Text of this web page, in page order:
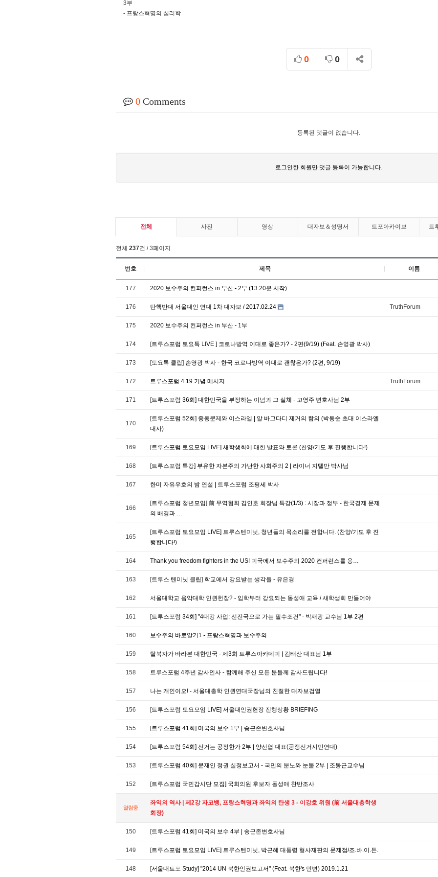
3부
- 프랑스혁명의 심리학
0 0
0 Comments
등록된 댓글이 없습니다.
로그인한 회원만 댓글 등록이 가능합니다.
전체 사진 영상 대자보＆성명서 트포아카이브 트
전체 237건 / 3페이지
번호 제목 이름
177 2020 보수주의 컨퍼런스 in 부산 - 2부 (13:20분 시작)
176 탄핵반대 서울대인 연대 1차 대자보 / 2017.02.24 TruthForum
175 2020 보수주의 컨퍼런스 in 부산 - 1부
174 [트루스포럼 토요톡 LIVE ] 코로나방역 이대로 좋은가? - 2편(9/19) (Feat. 손영광 박사)
173 [토요톡 클립] 손영광 박사 - 한국 코로나방역 이대로 괜찮은가? (2편, 9/19)
172 트루스포럼 4.19 기념 메시지 TruthForum
171 [트루스포럼 36회] 대한민국을 부정하는 이념과 그 실체 - 고영주 변호사님 2부
170
[트루스포럼 52회] 중동문제와 이스라엘 | 알 바그다디 제거의 함의 (박동순 초대 이스라엘
대사)
169 [트루스포럼 토요모임 LIVE] 새학생회에 대한 발표와 토론 (찬양/기도 후 진행합니다!)
168 [트루스포럼 특강] 부유한 자본주의 가난한 사회주의 2 | 라이너 지텔만 박사님
167 한미 자유우호의 밤 연설 | 트루스포럼 조평세 박사
166
[트루스포럼 청년모임] 前 무역협회 김인호 회장님 특강(1/3) : 시장과 정부 - 한국경제 문제
의 배경과 …
165
[트루스포럼 토요모임 LIVE] 트루스텐미닛, 청년들의 목소리를 전합니다. (찬양/기도 후 진
행합니다!)
164 Thank you freedom fighters in the US! 미국에서 보수주의 2020 컨퍼런스를 응…
163 [트루스 텐미닛 클립] 학교에서 강요받는 생각들 - 유은경
162 서울대학교 음악대학 인권헌장? - 입학부터 강요되는 동성애 교육 / 새학생회 만들어야
161 [트루스포럼 34회] "4대강 사업: 선진국으로 가는 필수조건" - 박재광 교수님 1부 2편
160 보수주의 바로알기1 - 프랑스혁명과 보수주의
159 탈북자가 바라본 대한민국 - 제3회 트루스아카데미 | 김태산 대표님 1부
158 트루스포럼 4주년 감사인사 - 함께해 주신 모든 분들께 감사드립니다!
157 나는 개인이오! - 서울대총학 인권연대국장님의 친절한 대자보검열
156 [트루스포럼 토요모임 LIVE] 서울대인권헌장 진행상황 BRIEFING
155 [트루스포럼 41회] 미국의 보수 1부 | 송근존변호사님
154 [트루스포럼 54회] 선거는 공정한가 2부 | 양선엽 대표(공정선거시민연대)
153 [트루스포럼 40회] 문재인 정권 실정보고서 - 국민의 분노와 눈물 2부 | 조동근교수님
152 [트루스포럼 국민감시단 모집] 국회의원 후보자 동성애 찬반조사
열람중
좌익의 역사 | 제2강 자코뱅, 프랑스혁명과 좌익의 탄생 3 - 이강호 위원 (前 서울대총학생
회장)
150 [트루스포럼 41회] 미국의 보수 4부 | 송근존변호사님
149 [트루스포럼 토요모임 LIVE] 트루스텐미닛, 박근혜 대통령 형사재판의 문제점/조.바.이.든.
148 [서울대트포 Study] "2014 UN 북한인권보고서" (Feat. 북한's 민변) 2019.1.21